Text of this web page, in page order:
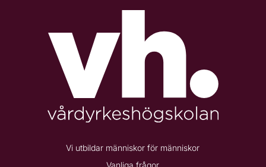
Vi utbildar människor för människor